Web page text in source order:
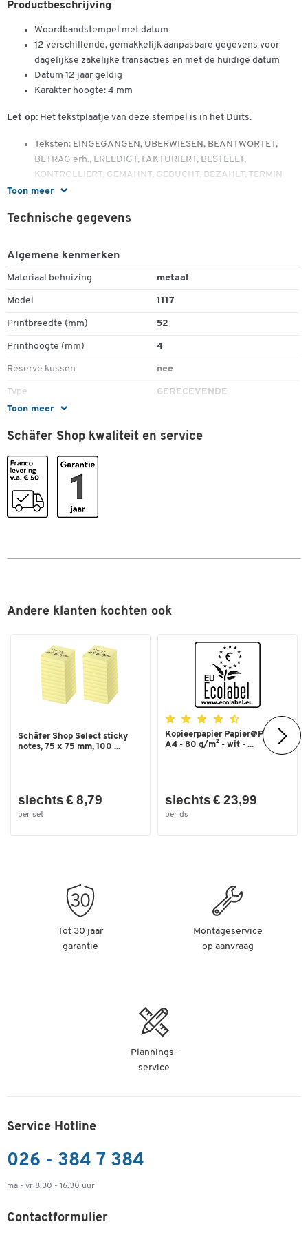
Toon meer
Productbeschrijving
Woordbandstempel met datum
12 verschillende, gemakkelijk aanpasbare gegevens voor
dagelijkse zakelijke transacties en met de huidige datum
Datum 12 jaar geldig
Karakter hoogte: 4 mm
Let op: Het tekstplaatje van deze stempel is in het Duits.
Teksten: EINGEGANGEN, ÜBERWIESEN, BEANTWORTET,
BETRAG erh., ERLEDIGT, FAKTURIERT, BESTELLT,
KONTROLLIERT, GEMAHNT, GEBUCHT, BEZAHLT, TERMIN
Toon meer
Technische gegevens
Algemene kenmerken
Materiaal behuizing metaal
Model 1117
Printbreedte (mm) 52
Printhoogte (mm) 4
Reserve kussen nee
Type GERECEVENDE
Zelfkleurend
Kleur
Schäfer Shop kwaliteit en service
Andere klanten kochten ook
Schäfer Shop Select sticky
notes, 75 x 75 mm, 100 ...
slechts € 8,79
per set
Kopieerpapier Papier@Print -
A4 - 80 g/m² - wit - ...
slechts € 23,99
per ds
Tot 30 jaar
garantie
Montageservice
op aanvraag
Plannings-
service
Service Hotline
026 - 384 7 384
ma - vr 8.30 - 16.30 uur
Contactformulier